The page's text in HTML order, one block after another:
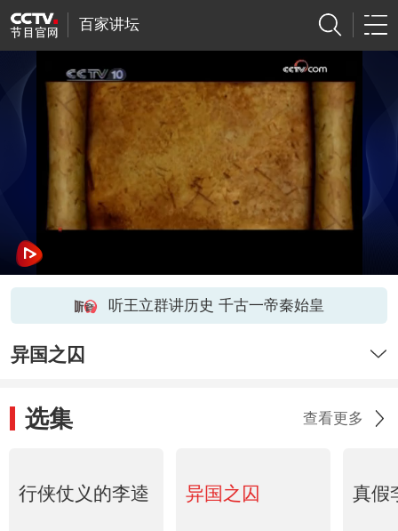
百家讲坛
听王立群讲历史 千古一帝秦始皇
异国之囚
选集 查看更多
行侠仗义的李逵 异国之囚 真假